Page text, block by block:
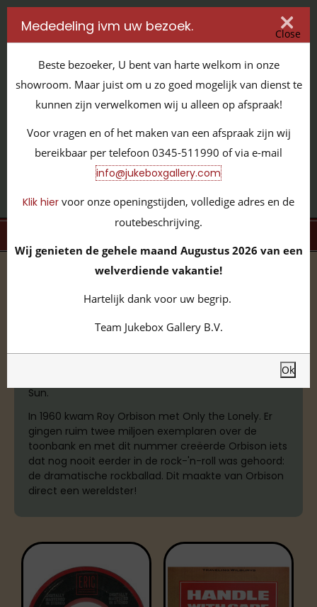
IT'S ALL ABOUT JUKEBOXES
GILDENSTRAAT 32 / 4143 HS LEERDAM / TEL:
0345 - 511990
INFO@JUKEBOXGALLERY.COM
volledige collectie / vinyl 45 toeren
Roy Orbison
scoorde hij zijn eerste en enige hit voor
Sun.
In 1960 kwam Roy Orbison met Only the Lonely. Er
gingen ruim twee miljoen exemplaren over de
toonbank en met dit nummer creëerde Orbison iets
dat nog nooit eerder in de rock-'n-roll was gehoord:
de dramatische rockballad. Dit maakte van Orbison
direct een wereldster!
Mededeling ivm uw bezoek. Close
Beste bezoeker, U bent van harte welkom in onze
showroom. Maar juist om u zo goed mogelijk van dienst te
kunnen zijn verwelkomen wij u alleen op afspraak!
Voor vragen en of het maken van een afspraak zijn wij
bereikbaar per telefoon 0345-511990 of via e-mail
info@jukeboxgallery.com
Klik hier voor onze openingstijden, volledige adres en de
routebeschrijving.
Wij genieten de gehele maand Augustus 2026 van een
welverdiende vakantie!
Hartelijk dank voor uw begrip.
Team Jukebox Gallery B.V.
Ok